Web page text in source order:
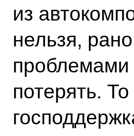
из
нельзя,
проблемами
потерять.